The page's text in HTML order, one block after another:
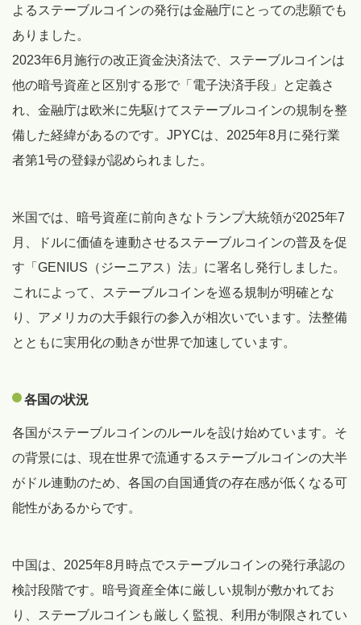
よるステーブルコインの発行は金融庁にとっての悲願でも
ありました。
2023年6月施行の改正資金決済法で、ステーブルコインは
他の暗号資産と区別する形で「電子決済手段」と定義さ
れ、金融庁は欧米に先駆けてステーブルコインの規制を整
備した経緯があるのです。JPYCは、2025年8月に発行業
者第1号の登録が認められました。
米国では、暗号資産に前向きなトランプ大統領が2025年7
月、ドルに価値を連動させるステーブルコインの普及を促
す「GENIUS（ジーニアス）法」に署名し発行しました。
これによって、ステーブルコインを巡る規制が明確とな
り、アメリカの大手銀行の参入が相次いでいます。法整備
とともに実用化の動きが世界で加速しています。
各国の状況
各国がステーブルコインのルールを設け始めています。そ
の背景には、現在世界で流通するステーブルコインの大半
がドル連動のため、各国の自国通貨の存在感が低くなる可
能性があるからです。
中国は、2025年8月時点でステーブルコインの発行承認の
検討段階です。暗号資産全体に厳しい規制が敷かれてお
り、ステーブルコインも厳しく監視、利用が制限されてい